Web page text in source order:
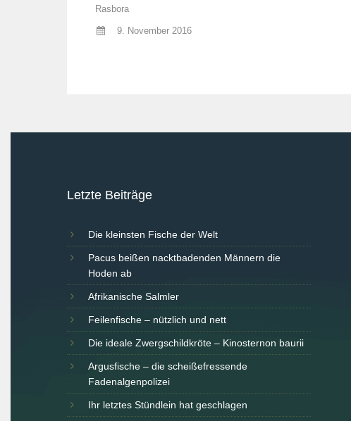
Rasbora
9. November 2016
Letzte Beiträge
Die kleinsten Fische der Welt
Pacus beißen nacktbadenden Männern die
Hoden ab
Afrikanische Salmler
Feilenfische – nützlich und nett
Die ideale Zwergschildkröte – Kinosternon baurii
Argusfische – die scheißefressende
Fadenalgenpolizei
Ihr letztes Stündlein hat geschlagen